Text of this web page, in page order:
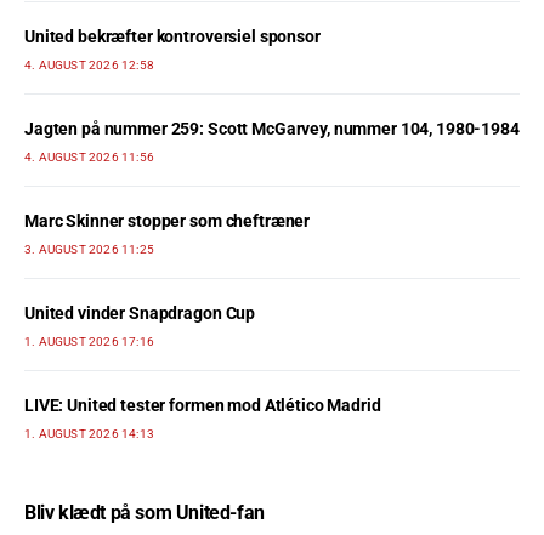
United bekræfter kontroversiel sponsor
4. AUGUST 2026 12:58
Jagten på nummer 259: Scott McGarvey, nummer 104, 1980-1984
4. AUGUST 2026 11:56
Marc Skinner stopper som cheftræner
3. AUGUST 2026 11:25
United vinder Snapdragon Cup
1. AUGUST 2026 17:16
LIVE: United tester formen mod Atlético Madrid
1. AUGUST 2026 14:13
Bliv klædt på som United-fan